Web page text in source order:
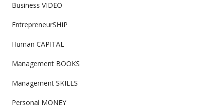
Business VIDEO
EntrepreneurSHIP
Human CAPITAL
Management BOOKS
Management SKILLS
Personal MONEY